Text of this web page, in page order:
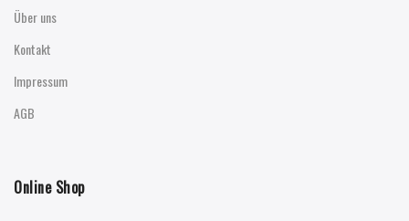
Über uns
Kontakt
Impressum
AGB
Online Shop